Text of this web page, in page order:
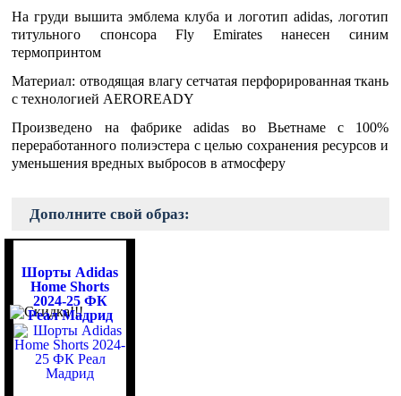
На груди вышита эмблема клуба и логотип adidas, логотип
титульного спонсора Fly Emirates нанесен синим
термопринтом
Материал: отводящая влагу сетчатая перфорированная ткань
с технологией AEROREADY
Произведено на фабрике adidas во Вьетнаме с 100%
переработанного полиэстера с целью сохранения ресурсов и
уменьшения вредных выбросов в атмосферу
Дополните свой образ:
Шорты Adidas
Home Shorts
2024-25 ФК
Реал Мадрид